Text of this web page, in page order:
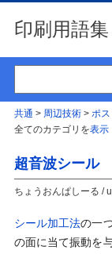
印刷用語集
共通 > 周辺技術> ポ
全てのカテゴリを表示
超音波シール
ちょうおんぱしーる /
シール加工法の一
の面に当て振動を